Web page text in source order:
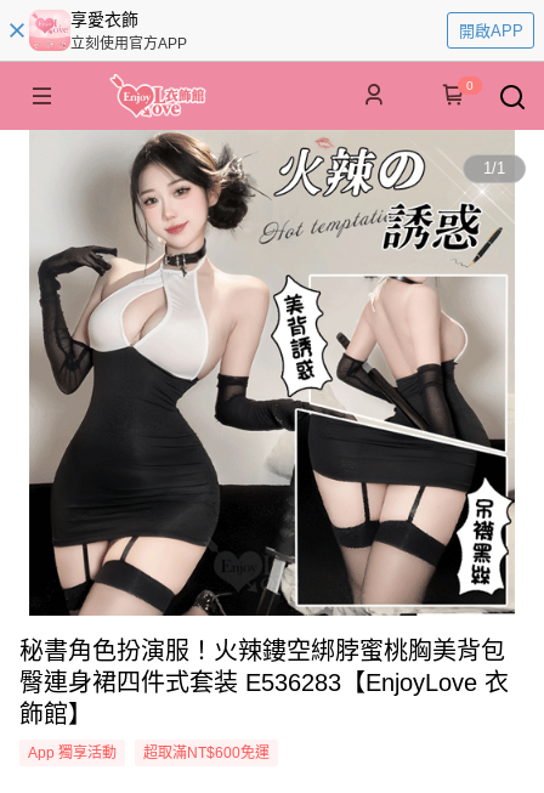
享愛衣飾
立刻使用官方APP
開啟APP
0
1/1
秘書角色扮演服！火辣鏤空綁脖蜜桃胸美背包
臀連身裙四件式套装 E536283【EnjoyLove 衣
飾館】
App 獨享活動 超取滿NT$600免運